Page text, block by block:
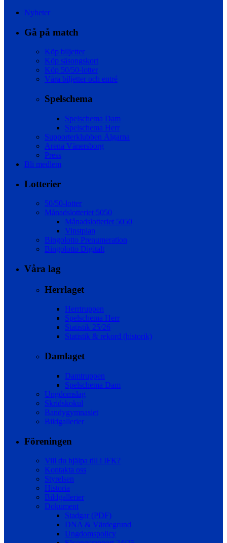
Nyheter
Gå på match
Köp biljetter
Köp säsongskort
Köp 50/50-lotter
Våra biljetter och entré
Spelschema
Spelschema Dam
Spelschema Herr
Supporterklubben Älgarna
Arena Vänersborg
Press
Bli medlem
Lotterier
50/50-lotter
Månadslotteriet 5050
Månadslotteriet 5050
Vinstplan
Bingolotto Prenumeration
Bingolotto Digitalt
Våra lag
Herrlaget
Herrtruppen
Spelschema Herr
Statistik 25/26
Statistik & rekord (historik)
Damlaget
Damtruppen
Spelschema Dam
Ungdomslag
Skridskokul
Bandygymnasiet
Bildgallerier
Föreningen
Vill du hjälpa till i IFK?
Kontakta oss
Styrelsen
Historia
Bildgallerier
Dokument
Stadgar (PDF)
DNA & Värdegrund
Ungdomspolicy